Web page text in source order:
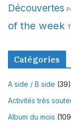
Découvertes
of the week
Catégories
A side / B side (39)
Activités très
Album du mois